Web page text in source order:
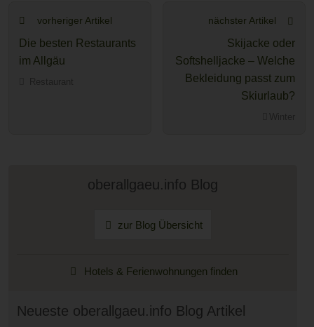
vorheriger Artikel
Die besten Restaurants
im Allgäu
nächster Artikel
Skijacke oder
Softshelljacke – Welche
Bekleidung passt zum
Skiurlaub?
oberallgaeu.info Blog
zur Blog Übersicht
Hotels & Ferienwohnungen finden
Neueste oberallgaeu.info Blog Artikel